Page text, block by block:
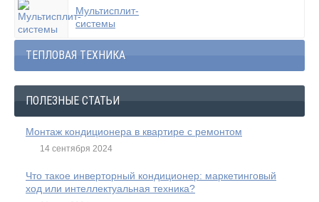
Мультисплит-
системы
ТЕПЛОВАЯ ТЕХНИКА
ПОЛЕЗНЫЕ СТАТЬИ
Монтаж кондиционера в квартире с ремонтом
14 сентября 2024
Что такое инверторный кондиционер: маркетинговый
ход или интеллектуальная техника?